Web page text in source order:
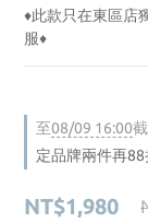
♦︎此款只在東區店
服♦︎
至08/09 16:00
定品牌兩件再88
NT$1,980